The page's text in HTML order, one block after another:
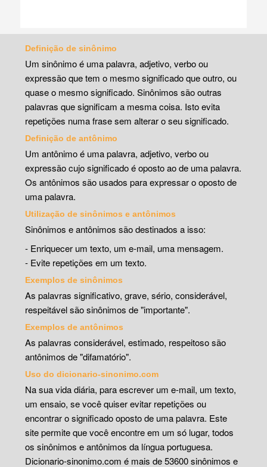
Definição de sinônimo
Um sinônimo é uma palavra, adjetivo, verbo ou
expressão que tem o mesmo significado que outro, ou
quase o mesmo significado. Sinônimos são outras
palavras que significam a mesma coisa. Isto evita
repetições numa frase sem alterar o seu significado.
Definição de antônimo
Um antônimo é uma palavra, adjetivo, verbo ou
expressão cujo significado é oposto ao de uma palavra.
Os antônimos são usados para expressar o oposto de
uma palavra.
Utilização de sinônimos e antônimos
Sinônimos e antônimos são destinados a isso:
- Enriquecer um texto, um e-mail, uma mensagem.
- Evite repetições em um texto.
Exemplos de sinônimos
As palavras significativo, grave, sério, considerável,
respeitável são sinônimos de "importante".
Exemplos de antônimos
As palavras considerável, estimado, respeitoso são
antônimos de "difamatório".
Uso do dicionario-sinonimo.com
Na sua vida diária, para escrever um e-mail, um texto,
um ensaio, se você quiser evitar repetições ou
encontrar o significado oposto de uma palavra. Este
site permite que você encontre em um só lugar, todos
os sinônimos e antônimos da língua portuguesa.
Dicionario-sinonimo.com é mais de 53600 sinônimos e